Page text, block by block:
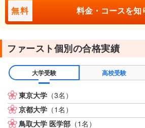
無料 料金・コースを知
ファースト個別の合格実績
大学受験 高校受験
東京大学 （3名）
京都大学 （1名）
鳥取大学 医学部 （1名）